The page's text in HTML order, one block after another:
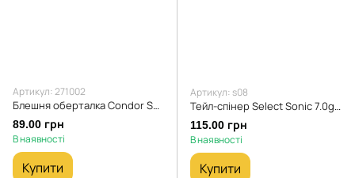
Артикул: 271002
Блешня оберталка Condor Super Vibbra (5181) №3 8 г, колір CB05
89.00 грн
В наявності
Купити
Артикул: s08
Тейл-спінер Select Sonic 7.0g #08
115.00 грн
В наявності
Купити